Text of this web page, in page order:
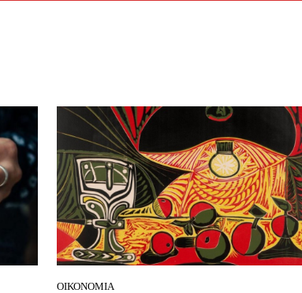
ΟΙΚΟΝΟΜΙΑ